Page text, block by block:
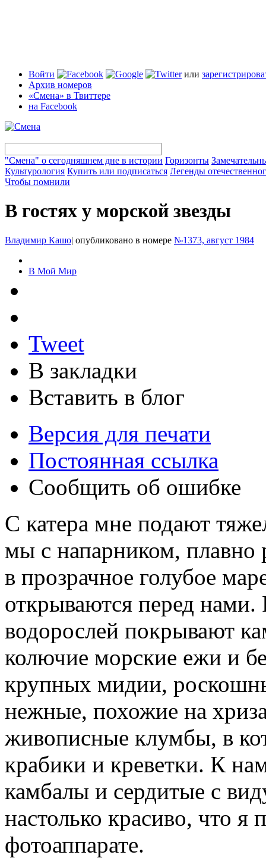
Войти или
Архив номеров
«Смена» в Твиттере
на Facebook
"Смена" о сегодняшнем дне в истории Горизонты
Культурология Купить или подписаться Легенды
Чтобы помнили
В гостях у морской звезды
Владимир Кашо| опубликовано в номере №1373, август 1984
В Мой Мир
Tweet
В закладки
Вставить в блог
Версия для печати
Постоянная ссылка
Сообщить об ошибке
С катера мне подают
мы с напарником, плавно
в прозрачное голубое
открываются перед нами.
водорослей покрывают
колючие морские ежи и
крупных мидии,
нежные, похожие на
живописные клумбы, в
крабики и креветки. К
камбалы и сердитые с
настолько красиво, что я
фотоаппарате.